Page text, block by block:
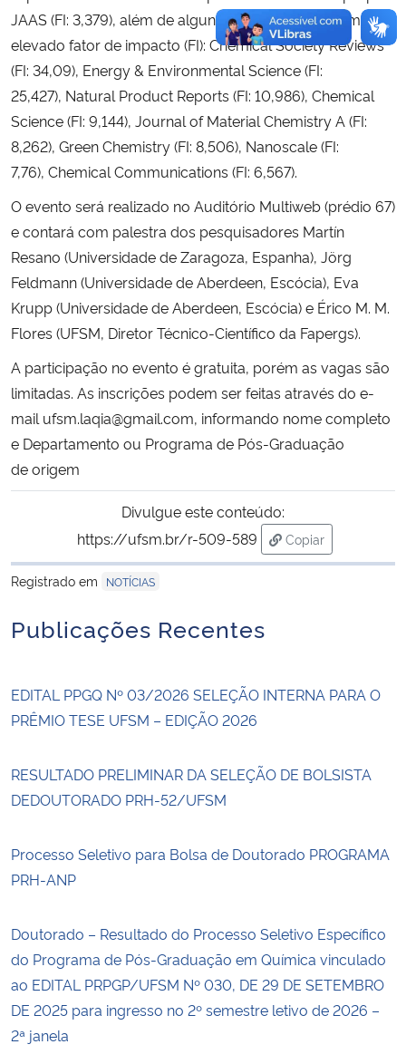
JAAS (FI: 3,379), além de alguns dos periódicos com
elevado fator de impacto (FI): Chemical Society Reviews
(FI: 34,09), Energy & Environmental Science (FI:
25,427), Natural Product Reports (FI: 10,986), Chemical
Science (FI: 9,144), Journal of Material Chemistry A (FI:
8,262), Green Chemistry (FI: 8,506), Nanoscale (FI:
7,76), Chemical Communications (FI: 6,567).
O evento será realizado no Auditório Multiweb (prédio 67)
e contará com palestra dos pesquisadores Martín
Resano (Universidade de Zaragoza, Espanha), Jörg
Feldmann (Universidade de Aberdeen, Escócia), Eva
Krupp (Universidade de Aberdeen, Escócia) e Érico M. M.
Flores (UFSM, Diretor Técnico-Científico da Fapergs).
A participação no evento é gratuita, porém as vagas são
limitadas. As inscrições podem ser feitas através do e-
mail ufsm.laqia@gmail.com, informando nome completo
e Departamento ou Programa de Pós-Graduação
de origem
Divulgue este conteúdo:
https://ufsm.br/r-509-589
Copiar
para área de
Registrado em
NOTÍCIAS
Publicações Recentes
EDITAL PPGQ Nº 03/2026 SELEÇÃO INTERNA PARA O
PRÊMIO TESE UFSM – EDIÇÃO 2026
RESULTADO PRELIMINAR DA SELEÇÃO DE BOLSISTA
DEDOUTORADO PRH-52/UFSM
Processo Seletivo para Bolsa de Doutorado PROGRAMA
PRH-ANP
Doutorado – Resultado do Processo Seletivo Específico
do Programa de Pós-Graduação em Química vinculado
ao EDITAL PRPGP/UFSM Nº 030, DE 29 DE SETEMBRO
DE 2025 para ingresso no 2º semestre letivo de 2026 –
2ª janela